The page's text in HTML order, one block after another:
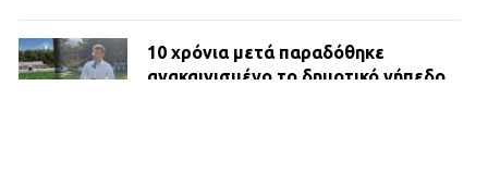
10 χρόνια μετά παραδόθηκε
ανακαινισμένο το δημοτικό γήπεδο